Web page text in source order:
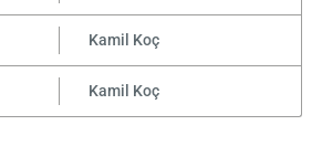
Kamil Koç
Kamil Koç